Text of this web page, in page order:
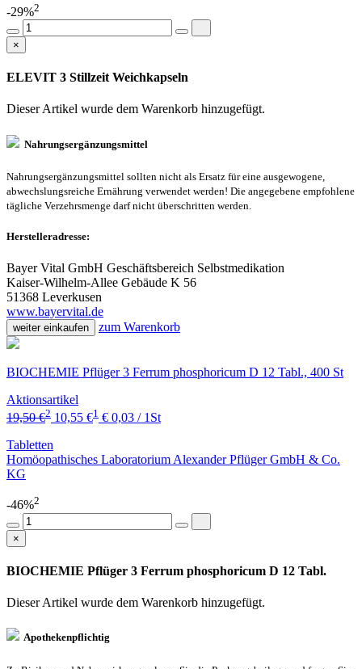
-29%2
×
ELEVIT 3 Stillzeit Weichkapseln
Dieser Artikel wurde dem Warenkorb hinzugefügt.
Nahrungsergänzungsmittel
Nahrungsergänzungsmittel sollten nicht als Ersatz für eine ausgewogene,
abwechslungsreiche Ernährung verwendet werden! Die angegebene empfohlene
tägliche Verzehrsmenge darf nicht überschritten werden.
Herstelleradresse:
Bayer Vital GmbH Geschäftsbereich Selbstmedikation
Kaiser-Wilhelm-Allee Gebäude K 56
51368 Leverkusen
www.bayervital.de
weiter einkaufen zum Warenkorb
BIOCHEMIE Pflüger 3 Ferrum phosphoricum D 12 Tabl., 400 St
Aktionsartikel
19,50 €2 10,55 €1 € 0,03 / 1St
Tabletten
Homöopathisches Laboratorium Alexander Pflüger GmbH & Co.
KG
-46%2
×
BIOCHEMIE Pflüger 3 Ferrum phosphoricum D 12 Tabl.
Dieser Artikel wurde dem Warenkorb hinzugefügt.
Apothekenpflichtig